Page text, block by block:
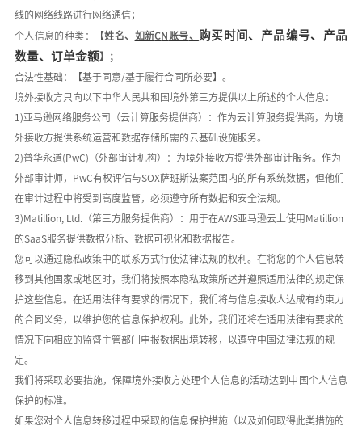
线的网络线路进行网络通信；
个人信息的种类：【姓名、 如新CN 账号、
购买时间、产品编号、产品
数量、订单金额】 ；
合法性基础：【基于同意/基于履行合同所必要】。
境外接收方只向以下中华人民共和国境外第三方提供以上所述的个人信息：
1)亚马逊网络服务公司（云计算服务提供商）：作为云计算服务提供商，为境
外接收方提供系统运营和数据存储所需的云基础设施服务。
2)普华永道(PwC) （外部审计机构）：为境外接收方提供外部审计服务。作为
外部审计师， PwC有权评估与SOX萨班斯法案范围内的所有系统数据，但他们
在审计过程中将受到高度监管，必须遵守所有数据和安全法规。
3)Matillion, Ltd. （第三方服务提供商）：用于在AWS亚马逊云上使用 Matillion
的SaaS服务提供数据分析、数据可视化和数据报告。
您可以通过隐私政策中的联系方式行使法律法规的权利。在将您的个人信息转
移到其他国家或地区时，我们将按照本隐私政策所述并遵照适用法律的规定保
护这些信息。在适用法律有要求的情况下，我们将与信息接收人达成有约束力
的合同义务，以维护您的信息保护权利。此外，我们还将在适用法律有要求的
情况下向相应的监督主管部门申报数据出境转移，以遵守中国法律法规的规
定。
我们将采取必要措施，保障境外接收方处理个人信息的活动达到中国个人信息
保护的标准。
如果您对个人信息转移过程中采取的信息保护措施（以及如何取得此类措施的